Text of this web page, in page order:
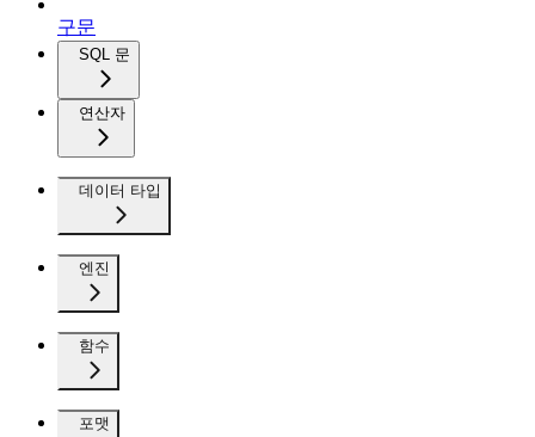
구문
SQL 문
연산자
데이터 타입
엔진
함수
포맷